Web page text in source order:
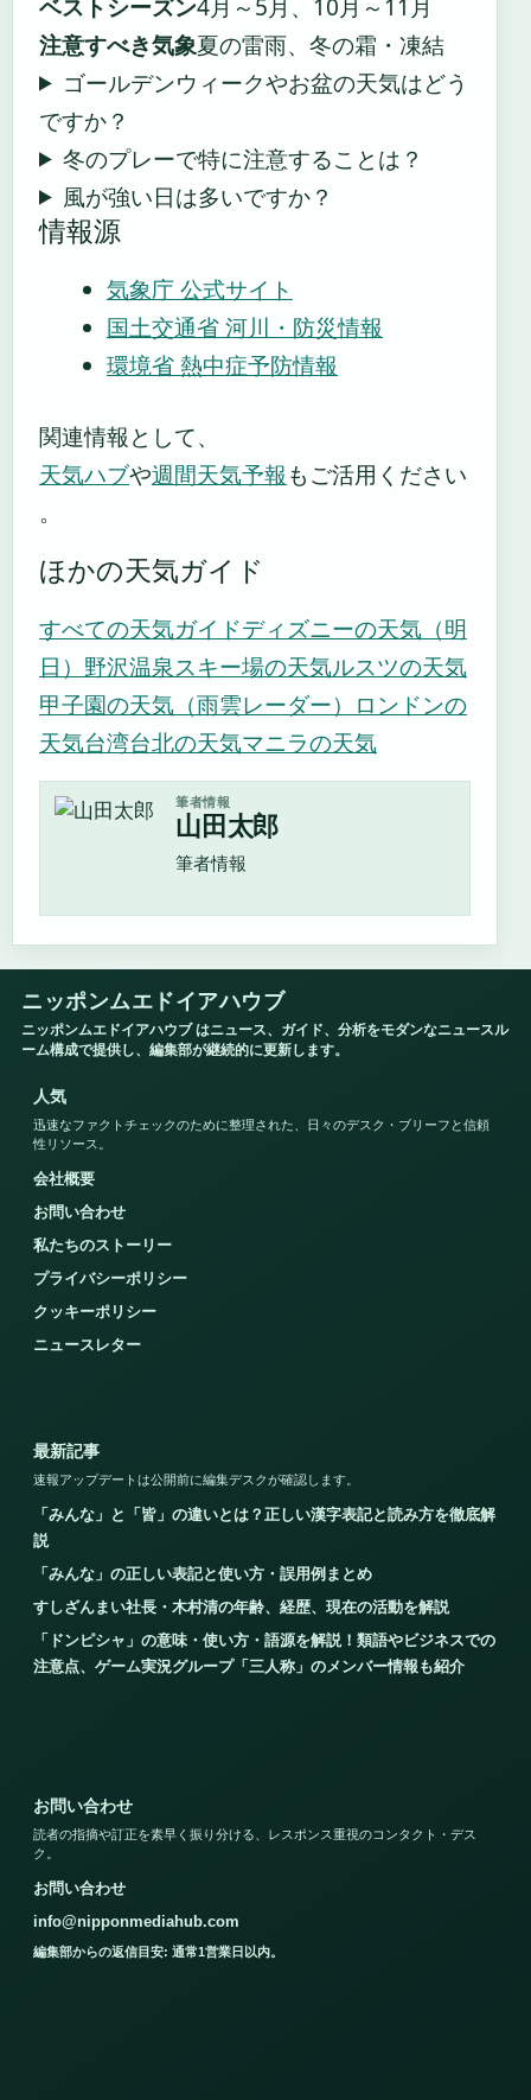
ベストシーズン4月～5月、10月～11月
注意すべき気象夏の雷雨、冬の霜・凍結
ゴールデンウィークやお盆の天気はどう
ですか？
冬のプレーで特に注意することは？
風が強い日は多いですか？
情報源
気象庁 公式サイト
国土交通省 河川・防災情報
環境省 熱中症予防情報
関連情報として、
天気ハブや週間天気予報もご活用ください
。
ほかの天気ガイド
すべての天気ガイドディズニーの天気（明
日） 野沢温泉スキー場の天気ルスツの天気
甲子園の天気（雨雲レーダー） ロンドンの
天気台湾台北の天気マニラの天気
筆者情報
山田太郎
筆者情報
ニッポンムエドイアハウブ
ニッポンムエドイアハウブ はニュース、ガイド、分析をモダンなニュースル
ーム構成で提供し、編集部が継続的に更新します。
人気
迅速なファクトチェックのために整理された、日々のデスク・ブリーフと信頼
性リソース。
会社概要
お問い合わせ
私たちのストーリー
プライバシーポリシー
クッキーポリシー
ニュースレター
最新記事
速報アップデートは公開前に編集デスクが確認します。
「みんな」と「皆」の違いとは？正しい漢字表記と読み方を徹底解
説
「みんな」の正しい表記と使い方・誤用例まとめ
すしざんまい社長・木村清の年齢、経歴、現在の活動を解説
「ドンピシャ」の意味・使い方・語源を解説！類語やビジネスでの
注意点、ゲーム実況グループ「三人称」のメンバー情報も紹介
お問い合わせ
読者の指摘や訂正を素早く振り分ける、レスポンス重視のコンタクト・デス
ク。
お問い合わせ
info@nipponmediahub.com
編集部からの返信目安: 通常1営業日以内。